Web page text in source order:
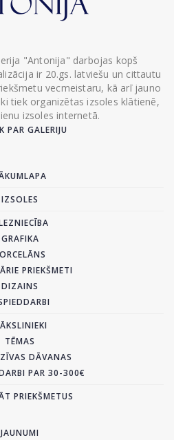
"Antonija" darbojas kopš
ir 20.gs. latviešu un cittautu
vecmeistaru, kā arī jauno
tiek organizētas izsoles klātienē,
izsoles internetā.
PAR GALERIJU
IZSOLES
GRAFIKA
PRIEKŠMETI
DIZAINS
TĒMAS
DĀVANAS
PAR 30-300€
PRIEKŠMETUS
JAUNUMI